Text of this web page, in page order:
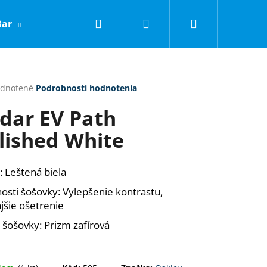
Obchodné podmienky
Hľadať PrihlásenieNákupný
Podrobnosti hodnotenia
EV Path
White
Leštená biela
šošovky:Vylepšenie kontrastu,
ošetrenie
Prizm zafírová